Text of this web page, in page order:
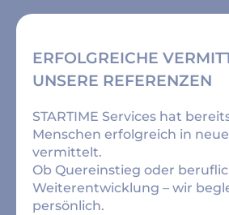
ERFOLGREICHE
UNSERE REFERENZEN
STARTIME Services hat
Menschen erfolgreich in
vermittelt.
Ob Quereinstieg oder
Weiterentwicklung – wir
persönlich.